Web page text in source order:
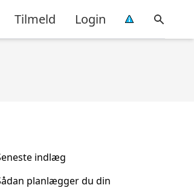
Tilmeld Login
indlæg
planlægger du din